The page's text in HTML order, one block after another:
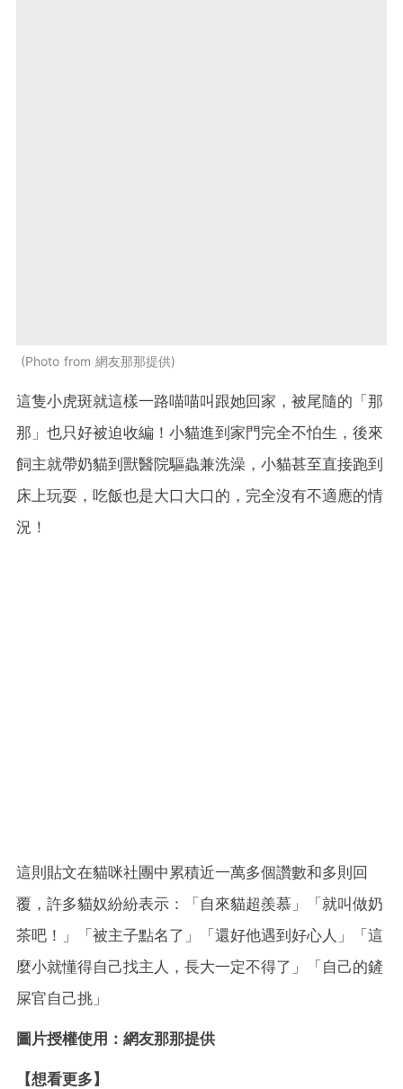
Photo from 網友那那提供
這隻小虎斑就這樣一路喵喵叫跟她回家，被尾隨的「那
那」也只好被迫收編！小貓進到家門完全不怕生，後來
飼主就帶奶貓到獸醫院驅蟲兼洗澡，小貓甚至直接跑到
床上玩耍，吃飯也是大口大口的，完全沒有不適應的情
況！
這則貼文在貓咪社團中累積近一萬多個讚數和多則回
覆，許多貓奴紛紛表示：「自來貓超羨慕」「就叫做奶
茶吧！」「被主子點名了」「還好他遇到好心人」「這
麼小就懂得自己找主人，長大一定不得了」「自己的鏟
屎官自己挑」
圖片授權使用：網友那那提供
【想看更多】